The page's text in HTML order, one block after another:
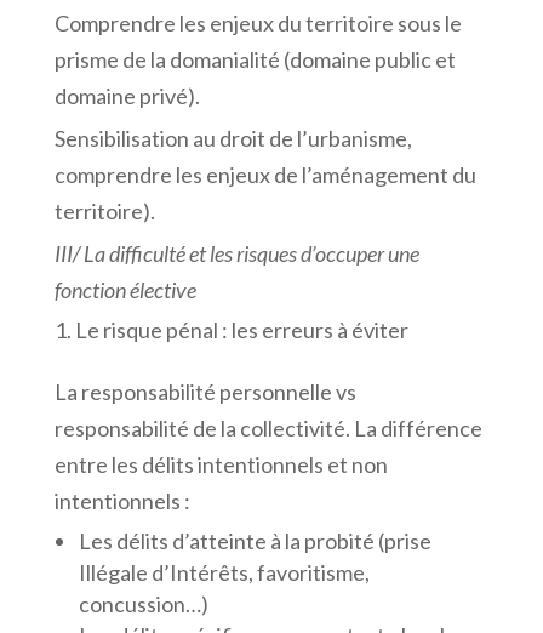
Comprendre les enjeux du territoire sous le
prisme de la domanialité (domaine public et
domaine privé).
Sensibilisation au droit de l’urbanisme,
comprendre les enjeux de l’aménagement du
territoire).
III/Ladifficultéetlesrisquesd’occuperune
fonctionélective
Le risque pénal : les erreurs à éviter
La responsabilité personnelle vs
responsabilité de la collectivité. La différence
entre les délits intentionnels et non
intentionnels :
Les délits d’atteinte à la probité (prise
Illégale d’Intérêts, favoritisme,
concussion…)